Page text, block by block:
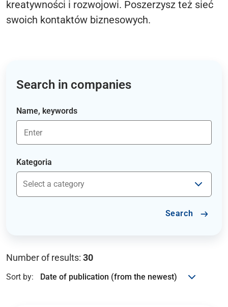
kreatywności i rozwojowi. Poszerzysz też sieć
swoich kontaktów biznesowych.
Search in companies
Name, keywords
Kategoria
Search
Number of results: 30
Sort by: